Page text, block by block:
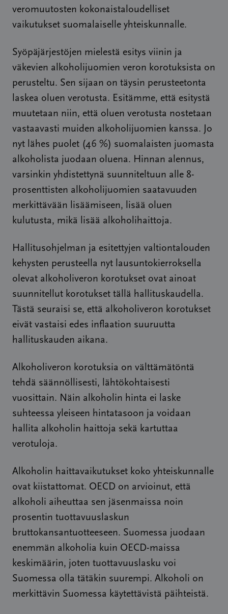
veromuutosten kokonaistaloudelliset
vaikutukset suomalaiselle yhteiskunnalle.
Syöpäjärjestöjen mielestä esitys viinin ja
väkevien alkoholijuomien veron korotuksista on
perusteltu. Sen sijaan on täysin perusteetonta
laskea oluen verotusta. Esitämme, että esitystä
muutetaan niin, että oluen verotusta nostetaan
vastaavasti muiden alkoholijuomien kanssa. Jo
nyt lähes puolet (46 %) suomalaisten juomasta
alkoholista juodaan oluena. Hinnan alennus,
varsinkin yhdistettynä suunniteltuun alle 8-
prosenttisten alkoholijuomien saatavuuden
merkittävään lisäämiseen, lisää oluen
kulutusta, mikä lisää alkoholihaittoja.
Hallitusohjelman ja esitettyjen valtiontalouden
kehysten perusteella nyt lausuntokierroksella
olevat alkoholiveron korotukset ovat ainoat
suunnitellut korotukset tällä hallituskaudella.
Tästä seuraisi se, että alkoholiveron korotukset
eivät vastaisi edes inflaation suuruutta
hallituskauden aikana.
Alkoholiveron korotuksia on välttämätöntä
tehdä säännöllisesti, lähtökohtaisesti
vuosittain. Näin alkoholin hinta ei laske
suhteessa yleiseen hintatasoon ja voidaan
hallita alkoholin haittoja sekä kartuttaa
verotuloja.
Alkoholin haittavaikutukset koko yhteiskunnalle
ovat kiistattomat. OECD on arvioinut, että
alkoholi aiheuttaa sen jäsenmaissa noin
prosentin tuottavuuslaskun
bruttokansantuotteeseen. Suomessa juodaan
enemmän alkoholia kuin OECD-maissa
keskimäärin, joten tuottavuuslasku voi
Suomessa olla tätäkin suurempi. Alkoholi on
merkittävin Suomessa käytettävistä päihteistä.